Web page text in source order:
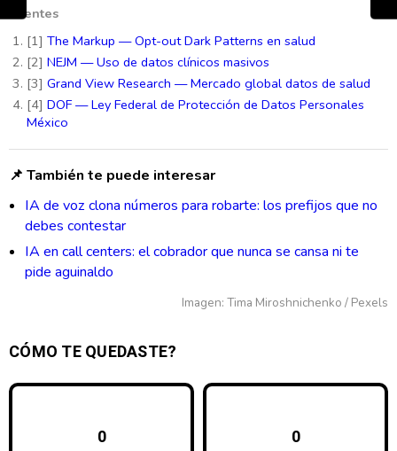
Fuentes
[1] The Markup — Opt-out Dark Patterns en salud
[2] NEJM — Uso de datos clínicos masivos
[3] Grand View Research — Mercado global datos de salud
[4] DOF — Ley Federal de Protección de Datos Personales
México
📌 También te puede interesar
IA de voz clona números para robarte: los prefijos que no
debes contestar
IA en call centers: el cobrador que nunca se cansa ni te
pide aguinaldo
Imagen: Tima Miroshnichenko / Pexels
CÓMO TE QUEDASTE?
0 0